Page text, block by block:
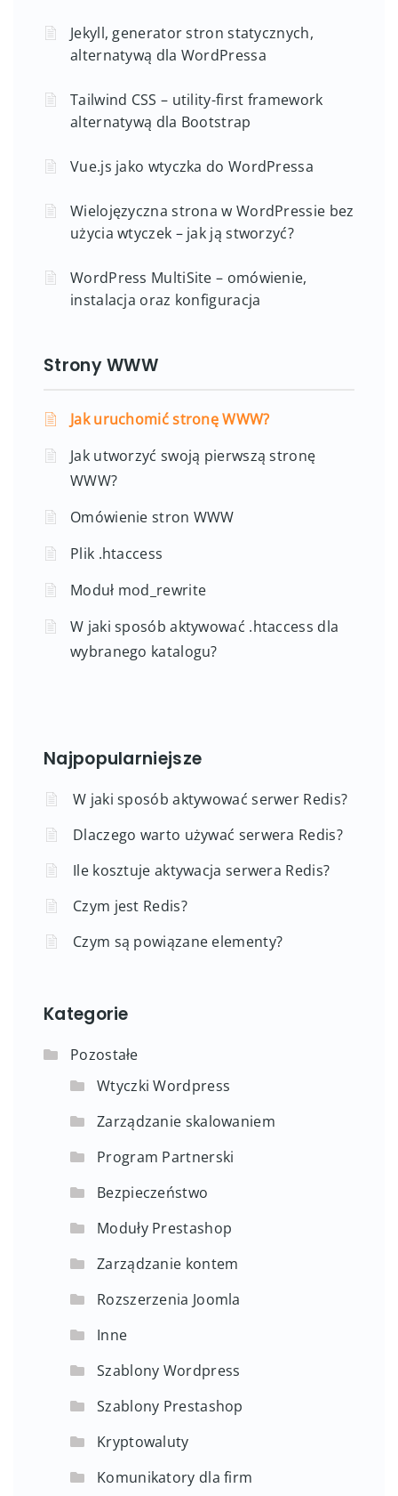
Jekyll, generator stron statycznych,
alternatywą dla WordPressa
Tailwind CSS – utility-first framework
alternatywą dla Bootstrap
Vue.js jako wtyczka do WordPressa
Wielojęzyczna strona w WordPressie bez
użycia wtyczek – jak ją stworzyć?
WordPress MultiSite – omówienie,
instalacja oraz konfiguracja
Strony WWW
Jak uruchomić stronę WWW?
Jak utworzyć swoją pierwszą stronę
WWW?
Omówienie stron WWW
Plik .htaccess
Moduł mod_rewrite
W jaki sposób aktywować .htaccess dla
wybranego katalogu?
Najpopularniejsze
W jaki sposób aktywować serwer Redis?
Dlaczego warto używać serwera Redis?
Ile kosztuje aktywacja serwera Redis?
Czym jest Redis?
Czym są powiązane elementy?
Kategorie
Pozostałe
Wtyczki Wordpress
Zarządzanie skalowaniem
Program Partnerski
Bezpieczeństwo
Moduły Prestashop
Zarządzanie kontem
Rozszerzenia Joomla
Inne
Szablony Wordpress
Szablony Prestashop
Kryptowaluty
Komunikatory dla firm